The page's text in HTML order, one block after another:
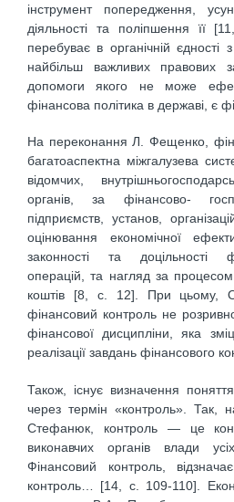
інструмент попередження,
діяльності та поліпшення її
перебуває в органічній
найбільш важливих правових
допомоги якого не може
фінансова політика в державі, є
На переконання Л. Фещенко,
багатоаспектна міжгалузева
відомчих,
органів, за фінансово-
підприємств, установ,
оцінювання економічної
законності та доцільності
операцій, та нагляд за
коштів [8, с. 12]. При цьому,
фінансовий контроль не
фінансової дисципліни, яка
реалізації завдань фінансового
Також, існує визначення
через термін «контроль». Так,
Стефанюк, контроль — це
виконавчих органів влади
Фінансовий контроль,
контроль… [14, с. 109-110].